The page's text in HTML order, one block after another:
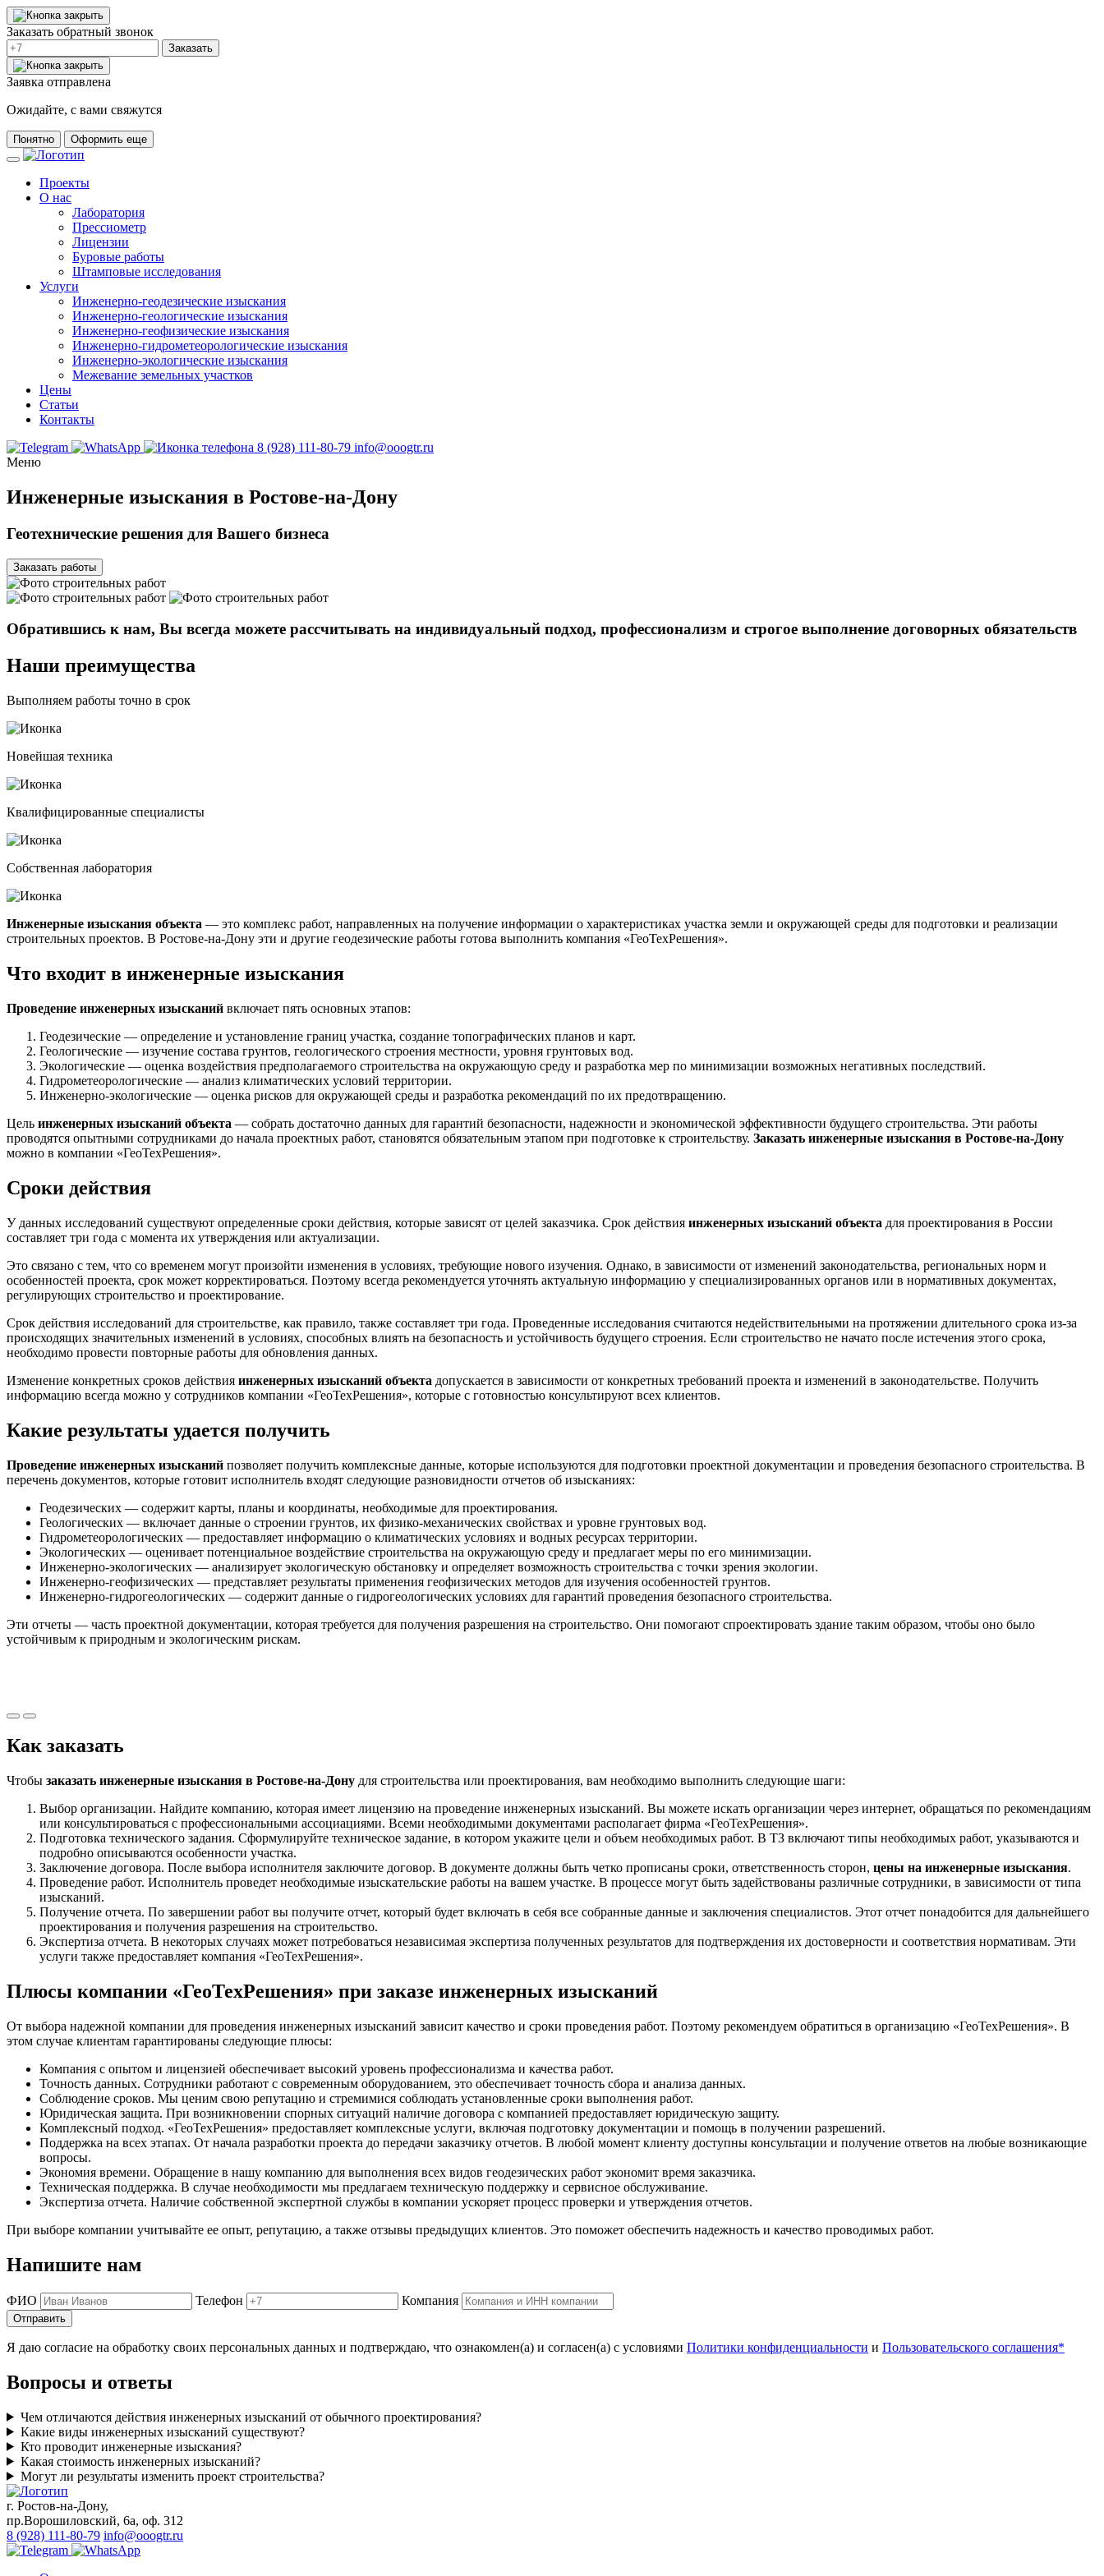
Заказать обратный звонок
Заказать
Заявка отправлена
Ожидайте, с вами свяжутся
Понятно Оформить еще
Проекты
О нас
Лаборатория
Прессиометр
Лицензии
Буровые работы
Штамповые исследования
Услуги
Инженерно-геодезические изыскания
Инженерно-геологические изыскания
Инженерно-геофизические изыскания
Инженерно-гидрометеорологические изыскания
Инженерно-экологические изыскания
Межевание земельных участков
Цены
Статьи
Контакты
8 (928) 111-80-79 info@ooogtr.ru
Меню
Инженерные изыскания в Ростове-на-Дону
Геотехнические решения для Вашего бизнеса
Заказать работы
Обратившись к нам, Вы всегда можете рассчитывать на индивидуальный подход, профессионализм и строгое выполнение договорных обязательств
Наши преимущества
Выполняем работы точно в срок
Новейшая техника
Квалифицированные специалисты
Собственная лаборатория
Инженерные изыскания объекта — это комплекс работ, направленных на получение информации о характеристиках участка земли и окружающей среды для подготовки и реализации
строительных проектов. В Ростове-на-Дону эти и другие геодезические работы готова выполнить компания «ГеоТехРешения».
Что входит в инженерные изыскания
Проведение инженерных изысканий включает пять основных этапов:
Геодезические — определение и установление границ участка, создание топографических планов и карт.
Геологические — изучение состава грунтов, геологического строения местности, уровня грунтовых вод.
Экологические — оценка воздействия предполагаемого строительства на окружающую среду и разработка мер по минимизации возможных негативных последствий.
Гидрометеорологические — анализ климатических условий территории.
Инженерно-экологические — оценка рисков для окружающей среды и разработка рекомендаций по их предотвращению.
Цель инженерных изысканий объекта — собрать достаточно данных для гарантий безопасности, надежности и экономической эффективности будущего строительства. Эти работы
проводятся опытными сотрудниками до начала проектных работ, становятся обязательным этапом при подготовке к строительству. Заказать инженерные изыскания в Ростове-на-Дону
можно в компании «ГеоТехРешения».
Сроки действия
У данных исследований существуют определенные сроки действия, которые зависят от целей заказчика. Срок действия инженерных изысканий объекта для проектирования в России
составляет три года с момента их утверждения или актуализации.
Это связано с тем, что со временем могут произойти изменения в условиях, требующие нового изучения. Однако, в зависимости от изменений законодательства, региональных норм и
особенностей проекта, срок может корректироваться. Поэтому всегда рекомендуется уточнять актуальную информацию у специализированных органов или в нормативных документах,
регулирующих строительство и проектирование.
Срок действия исследований для строительстве, как правило, также составляет три года. Проведенные исследования считаются недействительными на протяжении длительного срока из-за
происходящих значительных изменений в условиях, способных влиять на безопасность и устойчивость будущего строения. Если строительство не начато после истечения этого срока,
необходимо провести повторные работы для обновления данных.
Изменение конкретных сроков действия инженерных изысканий объекта допускается в зависимости от конкретных требований проекта и изменений в законодательстве. Получить
информацию всегда можно у сотрудников компании «ГеоТехРешения», которые с готовностью консультируют всех клиентов.
Какие результаты удается получить
Проведение инженерных изысканий позволяет получить комплексные данные, которые используются для подготовки проектной документации и проведения безопасного строительства. В
перечень документов, которые готовит исполнитель входят следующие разновидности отчетов об изысканиях:
Геодезических — содержит карты, планы и координаты, необходимые для проектирования.
Геологических — включает данные о строении грунтов, их физико-механических свойствах и уровне грунтовых вод.
Гидрометеорологических — предоставляет информацию о климатических условиях и водных ресурсах территории.
Экологических — оценивает потенциальное воздействие строительства на окружающую среду и предлагает меры по его минимизации.
Инженерно-экологических — анализирует экологическую обстановку и определяет возможность строительства с точки зрения экологии.
Инженерно-геофизических — представляет результаты применения геофизических методов для изучения особенностей грунтов.
Инженерно-гидрогеологических — содержит данные о гидрогеологических условиях для гарантий проведения безопасного строительства.
Эти отчеты — часть проектной документации, которая требуется для получения разрешения на строительство. Они помогают спроектировать здание таким образом, чтобы оно было
устойчивым к природным и экологическим рискам.
Как заказать
Чтобы заказать инженерные изыскания в Ростове-на-Дону для строительства или проектирования, вам необходимо выполнить следующие шаги:
Выбор организации. Найдите компанию, которая имеет лицензию на проведение инженерных изысканий. Вы можете искать организации через интернет, обращаться по рекомендациям
или консультироваться с профессиональными ассоциациями. Всеми необходимыми документами располагает фирма «ГеоТехРешения».
Подготовка технического задания. Сформулируйте техническое задание, в котором укажите цели и объем необходимых работ. В ТЗ включают типы необходимых работ, указываются и
подробно описываются особенности участка.
Заключение договора. После выбора исполнителя заключите договор. В документе должны быть четко прописаны сроки, ответственность сторон, цены на инженерные изыскания.
Проведение работ. Исполнитель проведет необходимые изыскательские работы на вашем участке. В процессе могут быть задействованы различные сотрудники, в зависимости от типа
изысканий.
Получение отчета. По завершении работ вы получите отчет, который будет включать в себя все собранные данные и заключения специалистов. Этот отчет понадобится для дальнейшего
проектирования и получения разрешения на строительство.
Экспертиза отчета. В некоторых случаях может потребоваться независимая экспертиза полученных результатов для подтверждения их достоверности и соответствия нормативам. Эти
услуги также предоставляет компания «ГеоТехРешения».
Плюсы компании «ГеоТехРешения» при заказе инженерных изысканий
От выбора надежной компании для проведения инженерных изысканий зависит качество и сроки проведения работ. Поэтому рекомендуем обратиться в организацию «ГеоТехРешения». В
этом случае клиентам гарантированы следующие плюсы:
Компания с опытом и лицензией обеспечивает высокий уровень профессионализма и качества работ.
Точность данных. Сотрудники работают с современным оборудованием, это обеспечивает точность сбора и анализа данных.
Соблюдение сроков. Мы ценим свою репутацию и стремимися соблюдать установленные сроки выполнения работ.
Юридическая защита. При возникновении спорных ситуаций наличие договора с компанией предоставляет юридическую защиту.
Комплексный подход. «ГеоТехРешения» предоставляет комплексные услуги, включая подготовку документации и помощь в получении разрешений.
Поддержка на всех этапах. От начала разработки проекта до передачи заказчику отчетов. В любой момент клиенту доступны консультации и получение ответов на любые возникающие
вопросы.
Экономия времени. Обращение в нашу компанию для выполнения всех видов геодезических работ экономит время заказчика.
Техническая поддержка. В случае необходимости мы предлагаем техническую поддержку и сервисное обслуживание.
Экспертиза отчета. Наличие собственной экспертной службы в компании ускоряет процесс проверки и утверждения отчетов.
При выборе компании учитывайте ее опыт, репутацию, а также отзывы предыдущих клиентов. Это поможет обеспечить надежность и качество проводимых работ.
Напишите нам
ФИО Телефон Компания
Отправить
Я даю согласие на обработку своих персональных данных и подтверждаю, что ознакомлен(а) и согласен(а) с условиями Политики конфиденциальности и Пользовательского соглашения*
Вопросы и ответы
Чем отличаются действия инженерных изысканий от обычного проектирования?
Какие виды инженерных изысканий существуют?
Кто проводит инженерные изыскания?
Какая стоимость инженерных изысканий?
Могут ли результаты изменить проект строительства?
г. Ростов-на-Дону,
пр.Ворошиловский, 6а, оф. 312
8 (928) 111-80-79 info@ooogtr.ru